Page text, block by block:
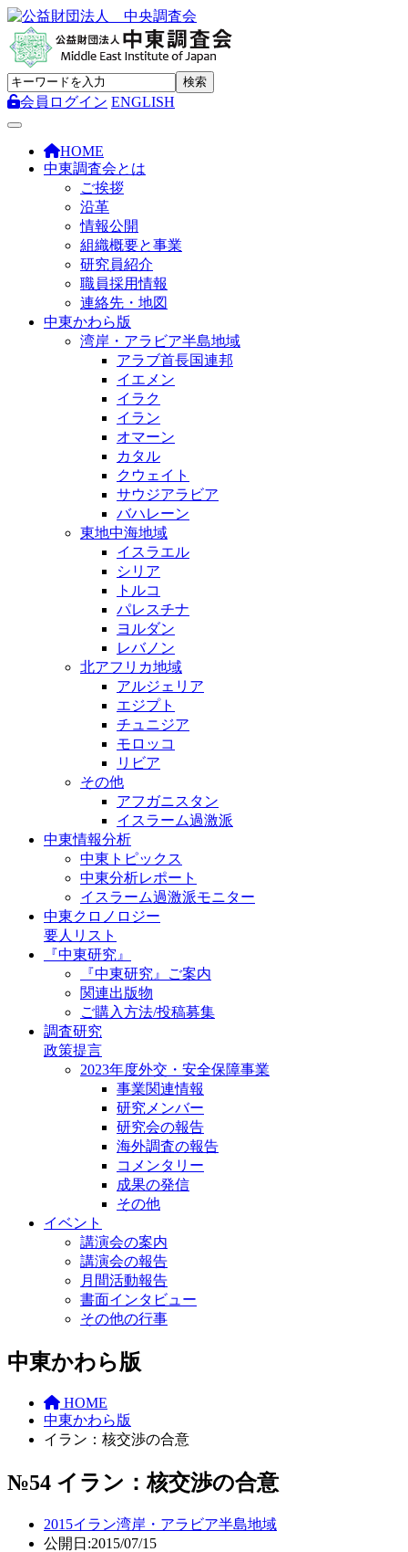
会員ログイン ENGLISH
Toggle navigation
HOME
中東調査会とは
ご挨拶
沿革
情報公開
組織概要と事業
研究員紹介
職員採用情報
連絡先・地図
中東かわら版
湾岸・アラビア半島地域
アラブ首長国連邦
イエメン
イラク
イラン
オマーン
カタル
クウェイト
サウジアラビア
バハレーン
東地中海地域
イスラエル
シリア
トルコ
パレスチナ
ヨルダン
レバノン
北アフリカ地域
アルジェリア
エジプト
チュニジア
モロッコ
リビア
その他
アフガニスタン
イスラーム過激派
中東情報分析
中東トピックス
中東分析レポート
イスラーム過激派モニター
中東クロノロジー
要人リスト
『中東研究』
『中東研究』ご案内
関連出版物
ご購入方法/投稿募集
調査研究
政策提言
2023年度外交・安全保障事業
事業関連情報
研究メンバー
研究会の報告
海外調査の報告
コメンタリー
成果の発信
その他
イベント
講演会の案内
講演会の報告
月間活動報告
書面インタビュー
その他の行事
中東かわら版
HOME
中東かわら版
イラン：核交渉の合意
№54 イラン：核交渉の合意
2015イラン湾岸・アラビア半島地域
公開日:2015/07/15